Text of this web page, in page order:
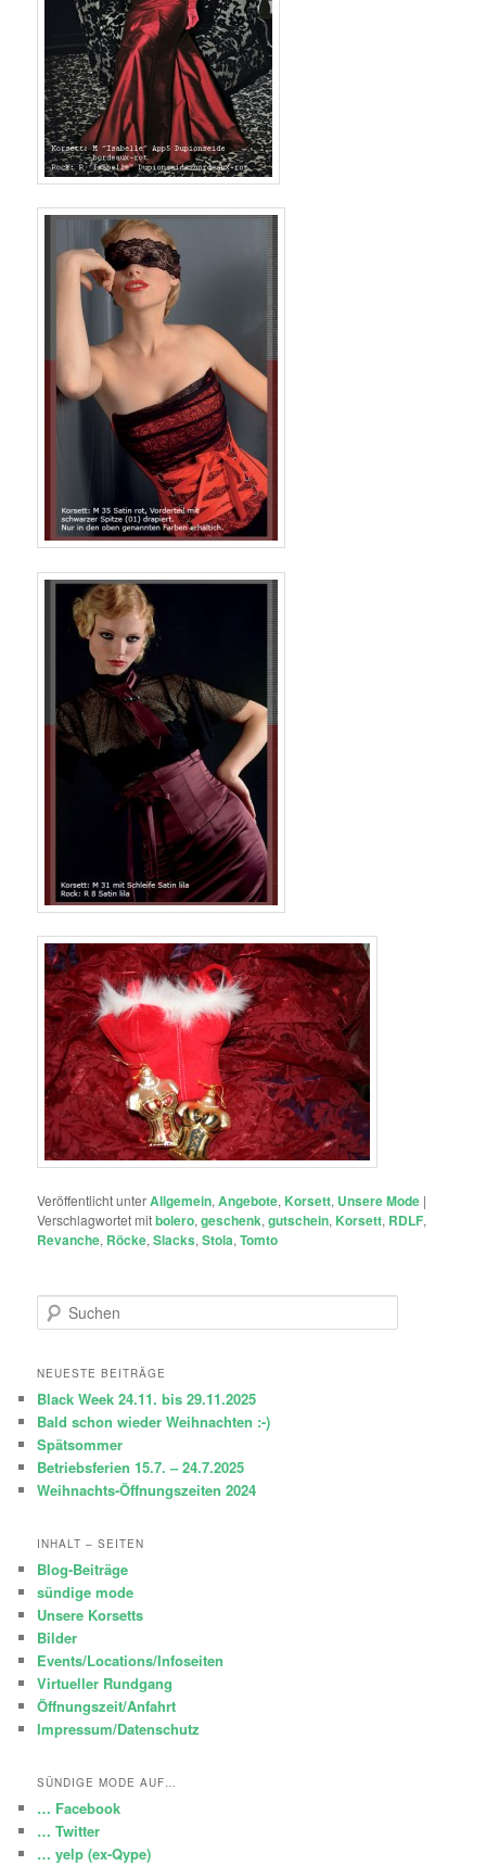
Veröffentlicht unterAllgemein,Angebote, Korsett, Unsere Mode |
Verschlagwortet mitbolero,geschenk,gutschein, Korsett, RDLF,
Revanche, Röcke,Slacks,Stola,Tomto
u
h
n
NEUESTE BEITRÄGE
Black Week 24.11. bis 29.11.2025
Bald schon wieder Weihnachten :-)
Spätsommer
Betriebsferien 15.7. – 24.7.2025
Weihnachts-Öffnungszeiten 2024
INHALT – SEITEN
Blog-Beiträge
sündige mode
Unsere Korsetts
Bilder
Events/Locations/Infoseiten
Virtueller Rundgang
Öffnungszeit/Anfahrt
Impressum/Datenschutz
SÜNDIGE MODE AUF…
… Facebook
… Twitter
… yelp (ex-Qype)